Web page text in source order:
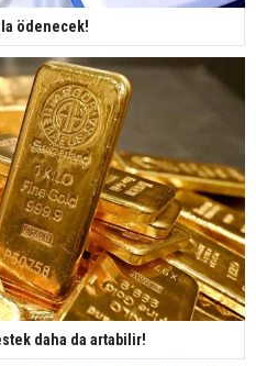
ödenecek!
daha da artabilir!